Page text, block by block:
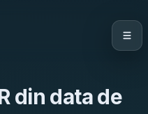
din data de